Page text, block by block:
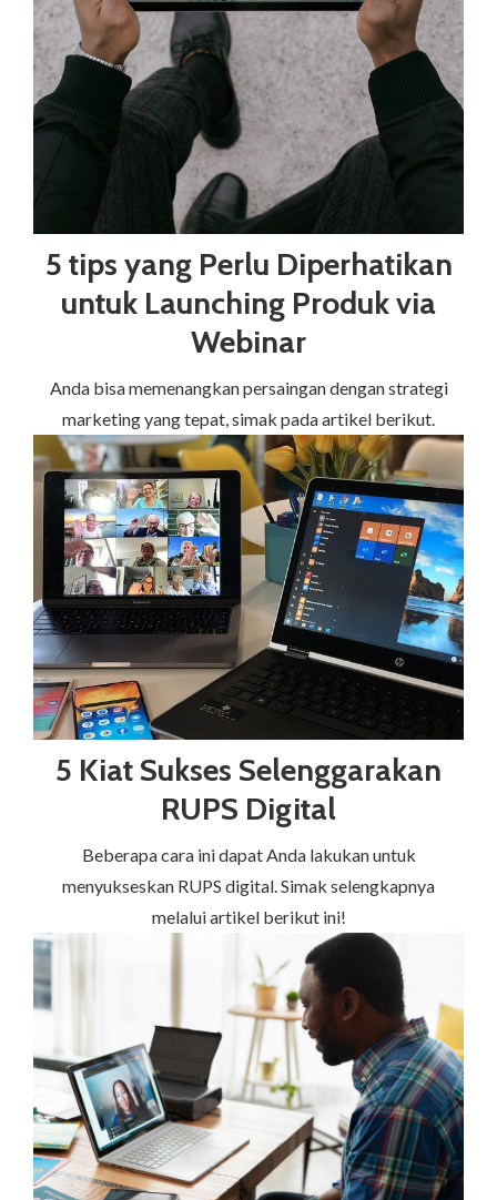
5 tips yang Perlu Diperhatikan
untuk Launching Produk via
Webinar
Anda bisa memenangkan persaingan dengan strategi
marketing yang tepat, simak pada artikel berikut.
5 Kiat Sukses Selenggarakan
RUPS Digital
Beberapa cara ini dapat Anda lakukan untuk
menyukseskan RUPS digital. Simak selengkapnya
melalui artikel berikut ini!